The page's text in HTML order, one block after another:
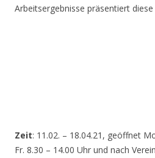
Arbeitsergebnisse präsentiert diese
Zeit: 11.02. – 18.04.21, geöffnet
Fr. 8.30 – 14.00 Uhr und nach